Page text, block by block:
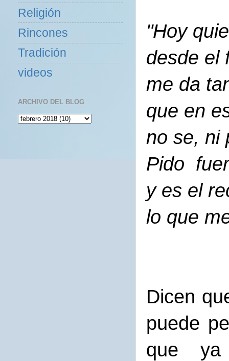
"Hoy
desde el
me da
que en
no se, ni
Pido
y es el
lo que
Dicen
puede
que
Religión
Rincones
Tradición
videos
ARCHIVO DEL BLOG